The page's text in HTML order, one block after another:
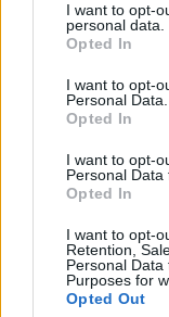
not limited to your
grant or deny
use your data for
consent section.
I want to opt-
personal data.
Opted In
I want to opt-
Personal Data.
Opted In
I want to opt-
Personal Data
Opted In
I want to opt-
Retention,
Personal
Purposes for
Opted Out
- Teljesen
egy másik
volt, az az
egy
lelkendezett
Zach Braff
sikertelen
régi